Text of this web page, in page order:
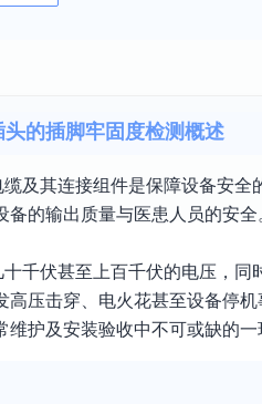
的插脚牢固度检测概述
及其连接组件是保障设备安
的输出质量与医患人员的安
千伏甚至上百千伏的电压，
压击穿、电火花甚至设备停
护及安装验收中不可或缺的一